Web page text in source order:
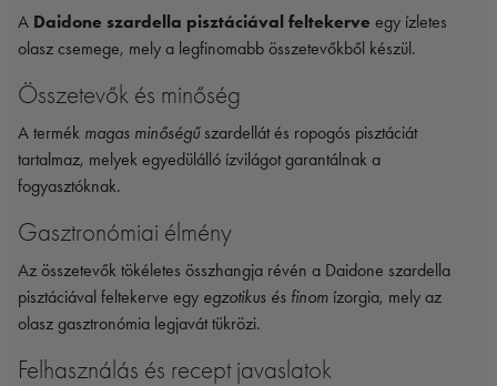
A Daidone szardella pisztáciával feltekerve egy ízletes
olasz csemege, mely a legfinomabb összetevőkből készül.
Összetevők és minőség
A termék magas minőségűszardellát és ropogós pisztáciát
tartalmaz, melyek egyedülálló ízvilágot garantálnak a
fogyasztóknak.
Gasztronómiai élmény
Az összetevők tökéletes összhangja révén a Daidone szardella
pisztáciával feltekerve egy egzotikus és finom ízorgia, mely az
olasz gasztronómia legjavát tükrözi.
Felhasználás és recept javaslatok